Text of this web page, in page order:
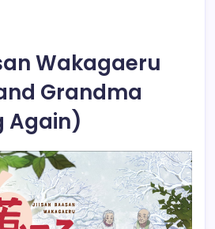
Wakagaeru
Grandma
Again)